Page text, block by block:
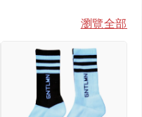
瀏覽全部